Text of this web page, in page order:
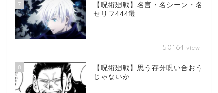
7
【呪術廻戦】名言・名シーン・名
セリフ444選
50164 view
8
【呪術廻戦】思う存分呪い合おう
じゃないか